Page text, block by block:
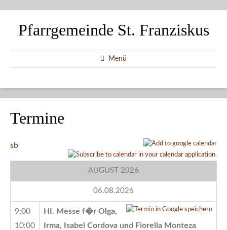
Pfarrgemeinde St. Franziskus
Menü
Termine
sb
AUGUST 2026
06.08.2026
9:00
10:00
HI. Messe f�r Olga,
Irma, Isabel Cordova und Fiorella Monteza